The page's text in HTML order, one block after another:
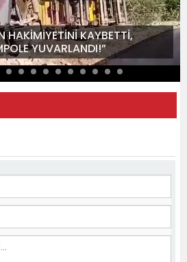
HAKİMİYETİNİ KAYBETTİ,
YUVARLANDI!”